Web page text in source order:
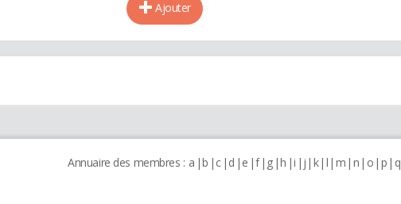
Ajouter
Annuaire des membres : a b c d e f g h i j k l m n o p q